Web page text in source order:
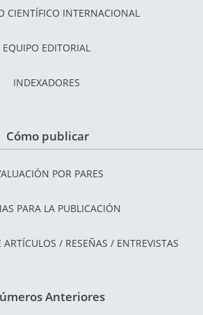
CIENTÍFICO INTERNACIONAL
EQUIPO EDITORIAL
INDEXADORES
Cómo publicar
POR PARES
PARA LA PUBLICACIÓN
/ RESEÑAS / ENTREVISTAS
Anteriores